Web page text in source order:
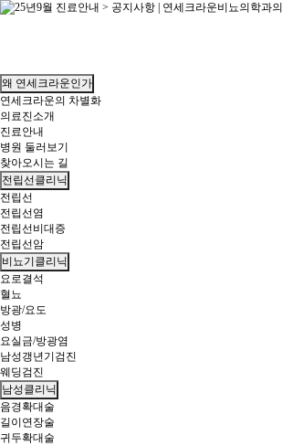
왜 연세크라운인가
연세크라운의 차별화
의료진소개
진료안내
병원 둘러보기
찾아오시는 길
전립선클리닉
전립선
전립선염
전립선비대증
전립선암
비뇨기클리닉
요로결석
혈뇨
방광/요도
성병
요실금/방광염
남성갱년기검진
웨딩검진
남성클리닉
음경확대술
길이연장술
귀두확대술